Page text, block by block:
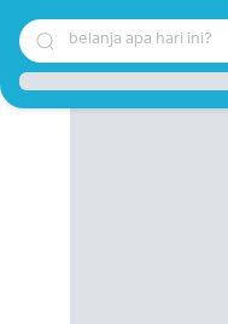
belanja apa hari ini?